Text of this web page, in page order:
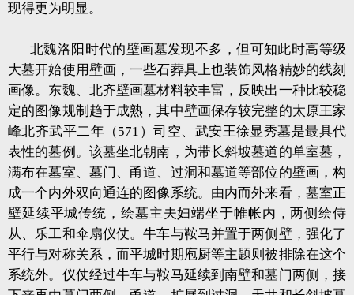
现得更为明显。
北魏洛阳时代的壁画墓发现不多，但可知此时高等级
大墓开始使用壁画，一些石葬具上也装饰风格精妙的线刻
画像。东魏、北齐壁画墓材料较丰富，反映出一种比较稳
定的图像规制趋于成熟，其中壁画保存较完整的太原王家
峰北齐武平二年（571）司空、武安王徐显秀墓是最具代
表性的墓例。该墓坐北朝南，为带长斜坡墓道的单室墓，
满布在墓室、墓门、甬道、过洞和墓道等部位的壁画，构
成一个内外双向通连的图像系统。由内而外来看，墓室正
壁延续平城传统，绘墓主夫妇端坐于帷帐内，两侧绘侍
从、乐工和伞扇仪仗。牛车与鞍马并置于两侧壁，强化了
平行与对称关系，而平城时期庖厨等主题则被排除在这个
系统外。仪仗经过牛车与鞍马延续到南壁和墓门两侧，接